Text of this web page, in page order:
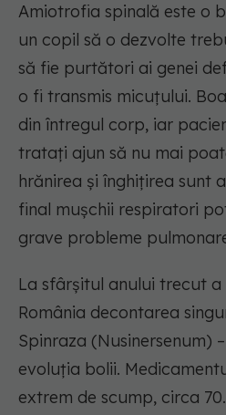
Amiotrofia spinală este o
un copil să o dezvolte
să fie purtători ai genei
o fi transmis micuțului.
din întregul corp, iar
tratați ajun să nu mai
hrănirea și înghițirea sunt
final mușchii respiratori
grave probleme
La sfârșitul anului trecut
România decontarea
Spinraza (Nusinersenum)
evoluția bolii.
extrem de scump, circa